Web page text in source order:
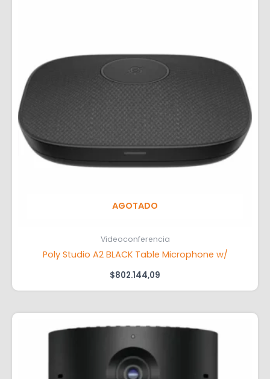
AGOTADO
Videoconferencia
Poly Studio A2 BLACK Table Microphone w/
$802.144,09